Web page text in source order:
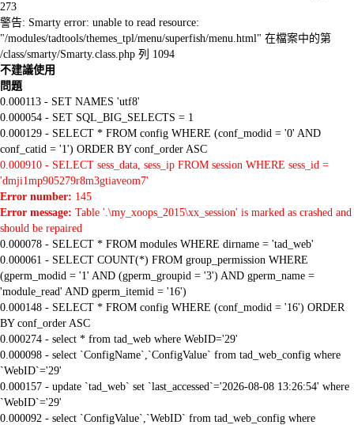
273
警告: Smarty error: unable to read resource:
"/modules/tadtools/themes_tpl/menu/superfish/menu.html" 在檔案中的第
/class/smarty/Smarty.class.php 列 1094
不建議使用
問題
0.000113 - SET NAMES 'utf8'
0.000054 - SET SQL_BIG_SELECTS = 1
0.000129 - SELECT * FROM config WHERE (conf_modid = '0' AND
conf_catid = '1') ORDER BY conf_order ASC
0.000910 - SELECT sess_data, sess_ip FROM session WHERE sess_id =
'dmji1mp905279r8m3gtiaveom7'
Error number: 145
Error message: Table '.\my_xoops_2015\xx_session' is marked as crashed and
should be repaired
0.000078 - SELECT * FROM modules WHERE dirname = 'tad_web'
0.000061 - SELECT COUNT(*) FROM group_permission WHERE
(gperm_modid = '1' AND (gperm_groupid = '3') AND gperm_name =
'module_read' AND gperm_itemid = '16')
0.000148 - SELECT * FROM config WHERE (conf_modid = '16') ORDER
BY conf_order ASC
0.000274 - select * from tad_web where WebID='29'
0.000098 - select `ConfigName`,`ConfigValue` from tad_web_config where
`WebID`='29'
0.000157 - update `tad_web` set `last_accessed`='2026-08-08 13:26:54' where
`WebID`='29'
0.000092 - select `ConfigValue`,`WebID` from tad_web_config where